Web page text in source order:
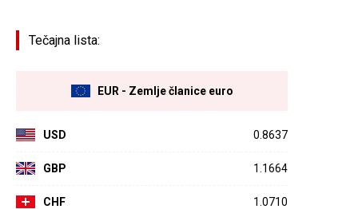
Tečajna lista:
EUR - Zemlje članice euro
USD 0.8637
GBP 1.1664
CHF 1.0710